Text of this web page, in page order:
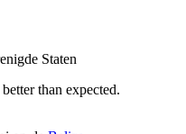
Staten
than expected.